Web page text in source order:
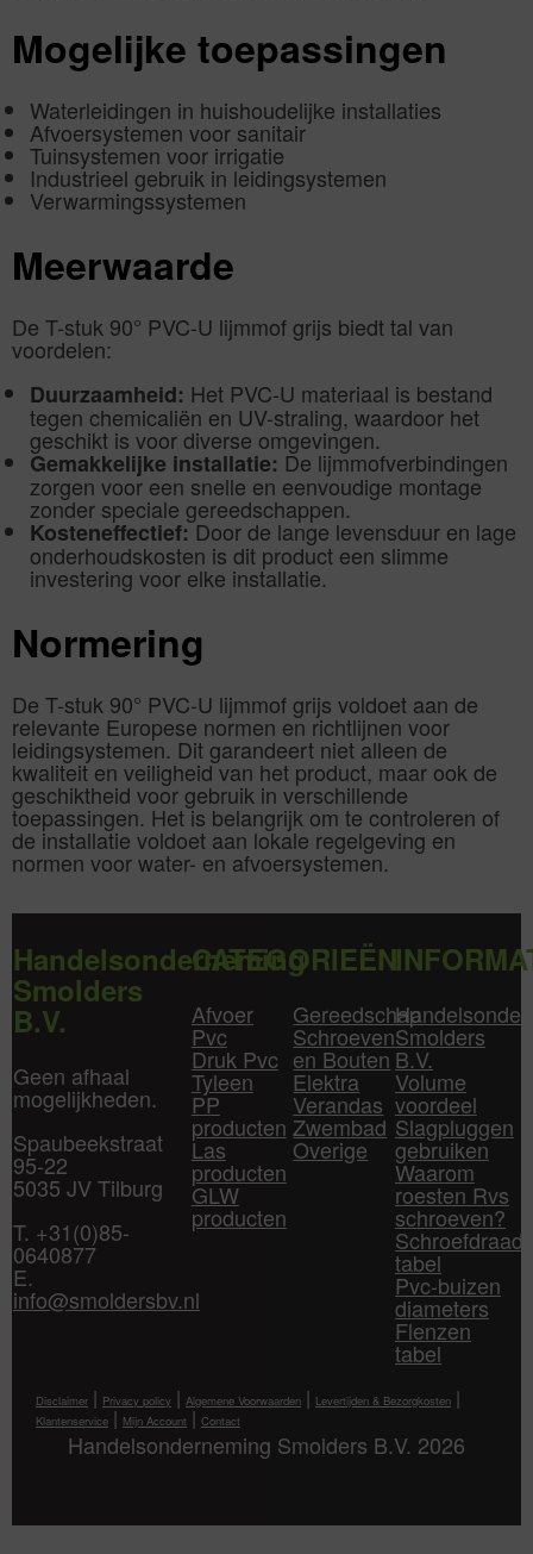
Mogelijke toepassingen
Waterleidingen in huishoudelijke installaties
Afvoersystemen voor sanitair
Tuinsystemen voor irrigatie
Industrieel gebruik in leidingsystemen
Verwarmingssystemen
Meerwaarde
De T-stuk 90° PVC-U lijmmof grijs biedt tal van
voordelen:
Duurzaamheid: Het PVC-U materiaal is bestand
tegen chemicaliën en UV-straling, waardoor het
geschikt is voor diverse omgevingen.
Gemakkelijke installatie: De lijmmofverbindingen
zorgen voor een snelle en eenvoudige montage
zonder speciale gereedschappen.
Kosteneffectief:Door de lange levensduur en lage
onderhoudskosten is dit product een slimme
investering voor elke installatie.
Normering
De T-stuk 90° PVC-U lijmmof grijs voldoet aan de
relevante Europese normen en richtlijnen voor
leidingsystemen. Dit garandeert niet alleen de
kwaliteit en veiligheid van het product, maar ook de
geschiktheid voor gebruik in verschillende
toepassingen. Het is belangrijk om te controleren of
de installatie voldoet aan lokale regelgeving en
normen voor water- en afvoersystemen.
Handelsonderneming
Smolders
B.V.
Geen afhaal
mogelijkheden.
Spaubeekstraat
95-22
5035 JV Tilburg
T. +31(0)85-
0640877
E.
info@smoldersbv.nl
CATEGORIEËN
Afvoer
Pvc
Druk Pvc
Tyleen
PP
producten
Las
producten
GLW
producten
Gereedschap
Schroeven
en Bouten
Elektra
Verandas
Zwembad
Overige
Smolders
B.V.
Volume
voordeel
Slagpluggen
gebruiken
Waarom
roesten Rvs
schroeven?
Schroefdraad
tabel
Pvc-buizen
diameters
Flenzen
tabel
Disclaimer | Privacy policy | Algemene Voorwaarden | Levertijden & Bezorgkosten |
Klantenservice | Mijn Account | Contact
Handelsonderneming Smolders B.V. 2026